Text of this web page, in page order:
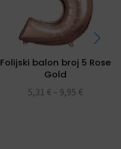
Folijski balon broj 5 Rose
Gold
5,31 € – 9,95 €